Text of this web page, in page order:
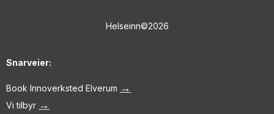
Helseinn©2026
Snarveier:
Book Innoverksted Elverum →
Vi tilbyr →